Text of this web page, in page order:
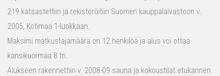
219 katsastettiin ja rekisteröitiin Suomen kauppalaivastoon v.
2005, Kotimaa 1-luokkaan.
Maksimi matkustajamäärä on 12 henkilöä ja alus voi ottaa
kansikuormaa 8 tn.
Alukseen rakennettiin v. 2008-09 sauna ja kokoustilat etukannen